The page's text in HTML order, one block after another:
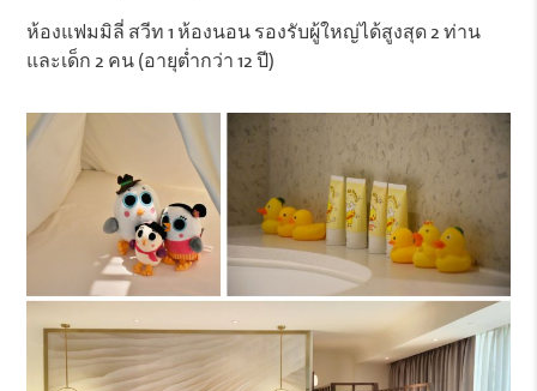
ห้องแฟมมิลี่ สวีท 1 ห้องนอน รองรับผู้ใหญ่ได้สูงสุด 2 ท่าน
และเด็ก 2 คน (อายุต่ำกว่า 12 ปี)